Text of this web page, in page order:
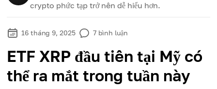
crypto phức tạp trở nên dễ hiểu hơn.
16 tháng 9, 2025 7 bình luận
ETF XRP đầu tiên tại Mỹ có
thể ra mắt trong tuần này